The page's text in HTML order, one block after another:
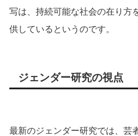
写は、持続可能な社会の在り方
供しているというのです。
ジェンダー研究の視点
最新のジェンダー研究では、芸